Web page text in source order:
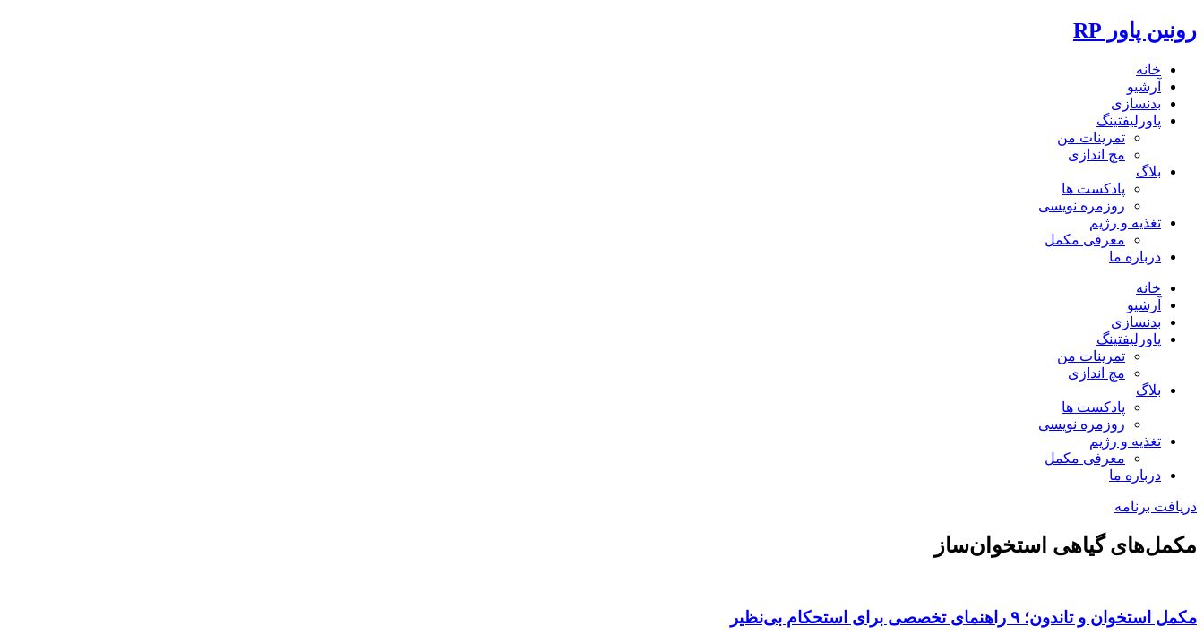
رونین پاور RP
خانه
آرشیو
بدنسازی
پاورلیفتینگ
تمرینات من
مچ اندازی
بلاگ
پادکست ها
روزمره نویسی
تغذیه و رژیم
معرفی مکمل
درباره ما
خانه
آرشیو
بدنسازی
پاورلیفتینگ
تمرینات من
مچ اندازی
بلاگ
پادکست ها
روزمره نویسی
تغذیه و رژیم
معرفی مکمل
درباره ما
دریافت برنامه
مکمل‌های گیاهی استخوان‌ساز
مکمل استخوان و تاندون؛ ۹ راهنمای تخصصی برای استحکام بی‌نظیر